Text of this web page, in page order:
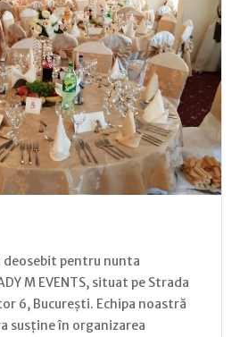
deosebit pentru nunta
M EVENTS, situat pe Strada
6, București. Echipa noastră
susține în organizarea